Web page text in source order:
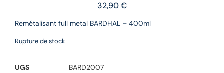
32,90€
Remétalisant full metal BARDHAL – 400ml
Rupture de stock
UGS BARD2007